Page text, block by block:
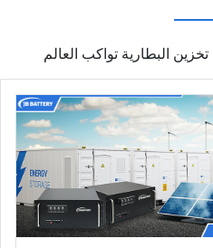
البطارية تواكب العالم